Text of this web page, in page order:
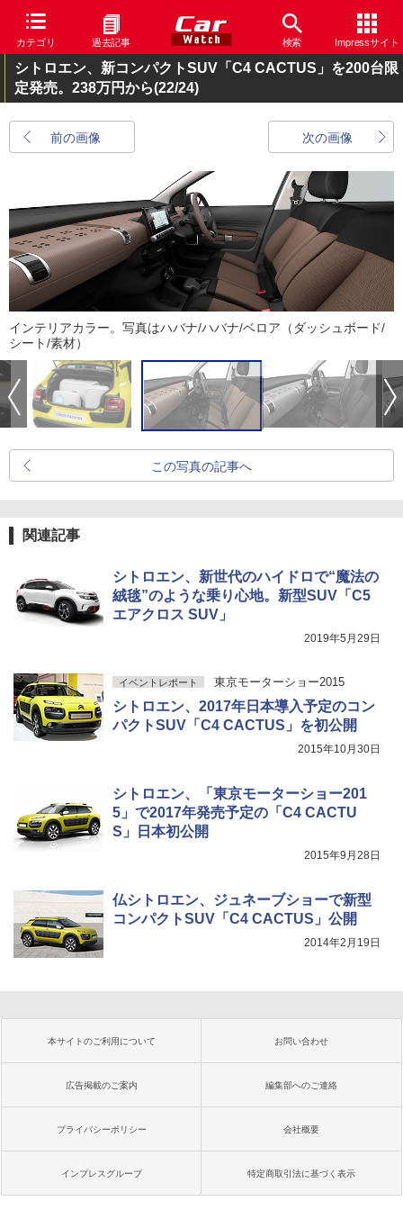
カテゴリ 過去記事 検索 Impressサイト
シトロエン、新コンパクトSUV「C4 CACTUS」を200台限
定発売。238万円から(22/24)
前の画像 次の画像
インテリアカラー。写真はハバナ/ハバナ/ベロア（ダッシュボード/
シート/素材）
この写真の記事へ
関連記事
シトロエン、新世代のハイドロで“魔法の
絨毯”のような乗り心地。新型SUV「C5
エアクロス SUV」
2019年5月29日
イベントレポート 東京モーターショー2015
シトロエン、2017年日本導入予定のコン
パクトSUV「C4 CACTUS」を初公開
2015年10月30日
シトロエン、「東京モーターショー201
5」で2017年発売予定の「C4 CACTU
S」日本初公開
2015年9月28日
仏シトロエン、ジュネーブショーで新型
コンパクトSUV「C4 CACTUS」公開
2014年2月19日
本サイトのご利用について お問い合わせ
広告掲載のご案内 編集部へのご連絡
プライバシーポリシー 会社概要
インプレスグループ 特定商取引法に基づく表示